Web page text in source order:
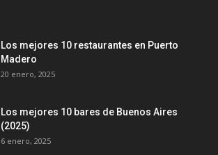
Los mejores 10 restaurantes en Puerto
Madero
20 enero, 2025
Los mejores 10 bares de Buenos Aires
(2025)
6 enero, 2025